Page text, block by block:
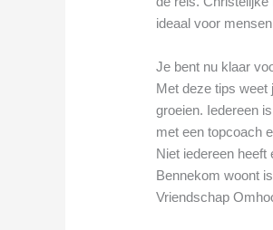
ideaal voor
Je bent nu klaar
Met deze tips weet
groeien. Iedereen
met een topcoach
Niet iedereen
Bennekom woont
Vriendschap